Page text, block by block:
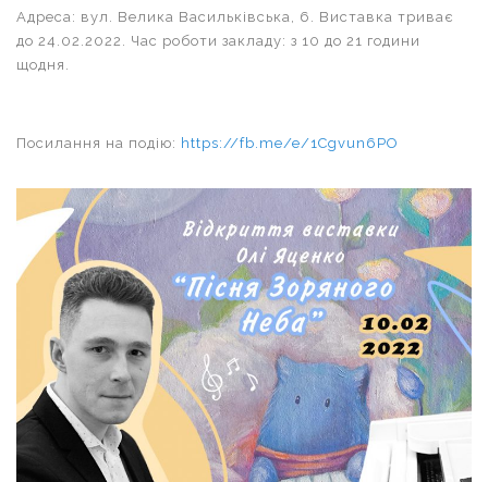
Адреса: вул. Велика Васильківська, 6. Виставка триває
до 24.02.2022. Час роботи закладу: з 10 до 21 години
щодня.
Посилання на подію: https://fb.me/e/1Cgvun6PO